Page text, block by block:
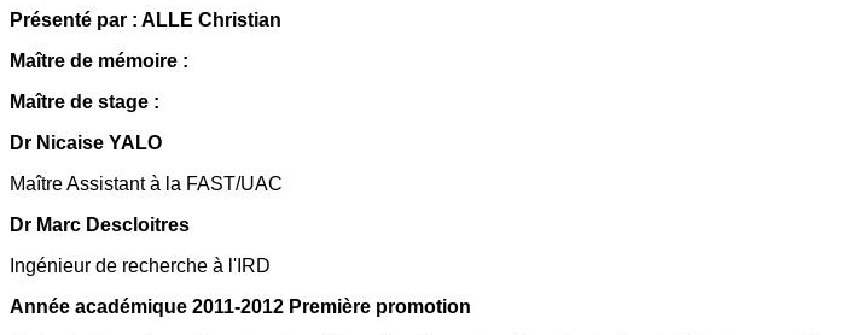
Présenté par : ALLE Christian
Maître de mémoire :
Maître de stage :
Dr Nicaise YALO
Maître Assistant à la FAST/UAC
Dr Marc Descloitres
Ingénieur de recherche à l'IRD
Année académique 2011-2012 Première promotion